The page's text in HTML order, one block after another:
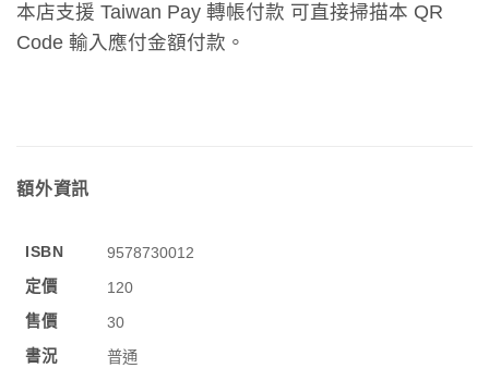
本店支援 Taiwan Pay 轉帳付款 可直接掃描本 QR
Code 輸入應付金額付款。
額外資訊
ISBN
9578730012
定價
120
售價
30
書況
普通